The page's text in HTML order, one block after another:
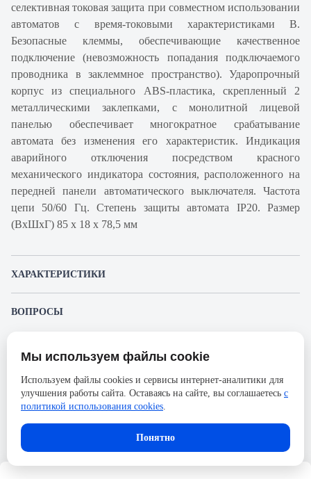
селективная токовая защита при совместном использовании
автоматов с время-токовыми характеристиками B.
Безопасные клеммы, обеспечивающие качественное
подключение (невозможность попадания подключаемого
проводника в заклеммное пространство). Ударопрочный
корпус из специального ABS-пластика, скрепленный 2
металлическими заклепками, с монолитной лицевой
панелью обеспечивает многократное срабатывание
автомата без изменения его характеристик. Индикация
аварийного отключения посредством красного
механического индикатора состояния, расположенного на
передней панели автоматического выключателя. Частота
цепи 50/60 Гц. Степень защиты автомата IP20. Размер
(ВхШхГ) 85 х 18 х 78,5 мм
ХАРАКТЕРИСТИКИ
Производитель
Серия
Acti 9
Номинальный ток
Напряжение, В
72
Количество полюсов
ВОПРОСЫ
Пожалуйста, авторизуйтесь, чтобы иметь
возможность оставлять вопросы.
Представленные изображения и характеристики могут отличаться от реального
без предварительного уведомления. Компания АйДистрибьют не несёт
ответственности в случае не соответствия текущей модели товаров фотографиям,
размещённым в карточке товара.
Мы используем файлы cookie
Используем файлы cookies и сервисы интернет-аналитики для
улучшения работы сайта. Оставаясь на сайте, вы соглашаетесь с
политикой использования cookies.
Понятно